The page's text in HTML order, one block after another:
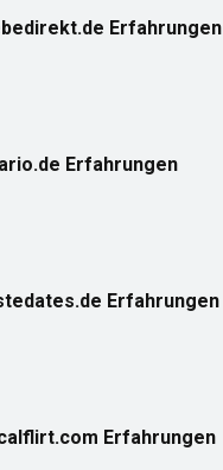
Erfahrungen
Erfahrungen
Erfahrungen
Erfahrungen